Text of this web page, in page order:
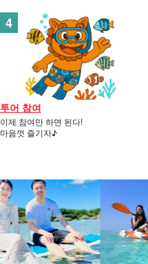
투어 참여
이제 참여만 하면 된다!
마음껏 즐기자♪